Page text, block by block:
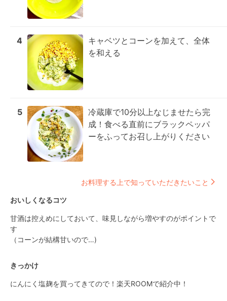
4
キャベツとコーンを加えて、全体
を和える
5
冷蔵庫で10分以上なじませたら完
成！食べる直前にブラックペッパ
ーをふってお召し上がりください
お料理する上で知っていただきたいこと
おいしくなるコツ
甘酒は控えめにしておいて、味見しながら増やすのがポイントで
す
（コーンが結構甘いので…)
きっかけ
にんにく塩麹を買ってきてので！楽天ROOMで紹介中！